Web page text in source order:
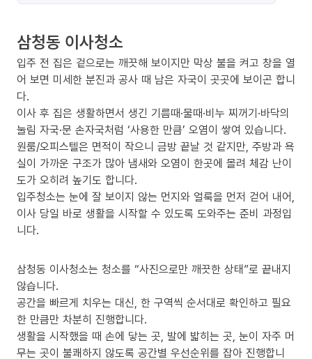
삼청동 이사청소
입주 전 집은 겉으로는 깨끗해 보이지만 막상 불을 켜고 창을 열
어 보면 미세한 분진과 공사 때 남은 자국이 곳곳에 보이곤 합니
다.
이사 후 집은 생활하면서 생긴 기름때·물때·비누 찌꺼기·바닥의
눌림 자국·문 손자국처럼 ‘사용한 만큼’ 오염이 쌓여 있습니다.
원룸/오피스텔은 면적이 작으니 금방 끝날 것 같지만, 주방과 욕
실이 가까운 구조가 많아 냄새와 오염이 한곳에 몰려 체감 난이
도가 오히려 높기도 합니다.
입주청소는 눈에 잘 보이지 않는 먼지와 얼룩을 먼저 걷어 내어,
이사 당일 바로 생활을 시작할 수 있도록 도와주는 준비 과정입
니다.
삼청동 이사청소는 청소를 “사진으로만 깨끗한 상태”로 끝내지
않습니다.
공간을 빠르게 치우는 대신, 한 구역씩 순서대로 확인하고 필요
한 만큼만 차분히 진행합니다.
생활을 시작했을 때 손에 닿는 곳, 발에 밟히는 곳, 눈이 자주 머
무는 곳이 불쾌하지 않도록 공간별 우선순위를 잡아 진행합니